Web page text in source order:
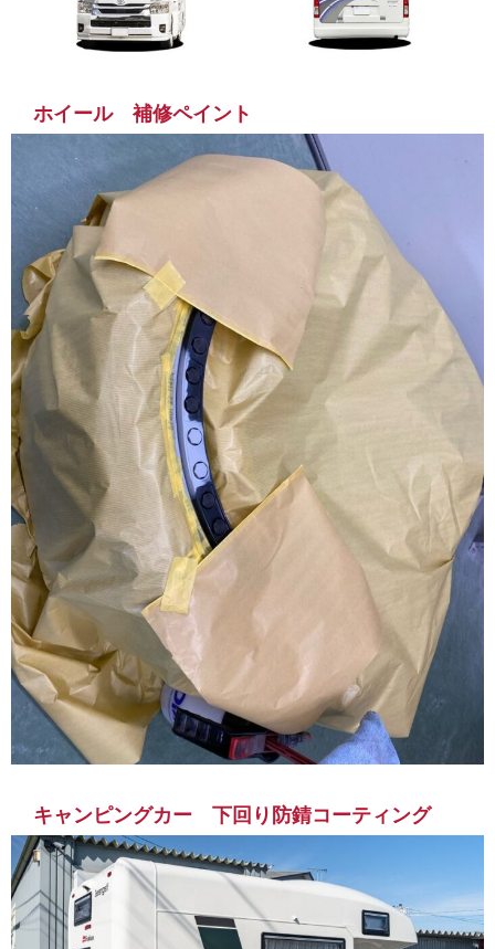
ホイール 補修ペイント
キャンピングカー 下回り防錆コーティング